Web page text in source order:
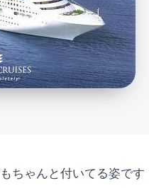
ちゃんと付いてる姿です